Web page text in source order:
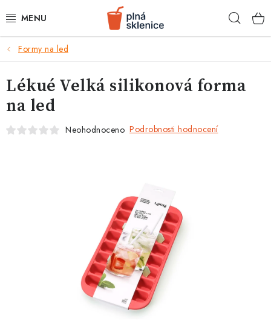
na
BARMANSKÉ POTŘEBY
SKLENICE NA KOKTEJLY
KOKTEJLOVÉ INGREDIENCE
Formy na led
Lékué Velká silikonová forma
na led
Neohodnoceno Podrobnosti hodnocení